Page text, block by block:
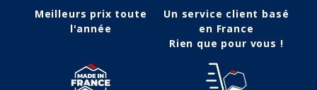
Meilleurs prix toute
l'année
Un service client basé
en France
Rien que pour vous !